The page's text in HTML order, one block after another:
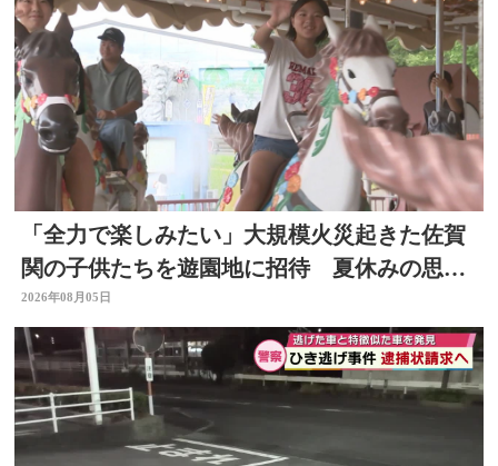
「全力で楽しみたい」大規模火災起きた佐賀
関の子供たちを遊園地に招待 夏休みの思い
出作りに 大分
2026年08月05日